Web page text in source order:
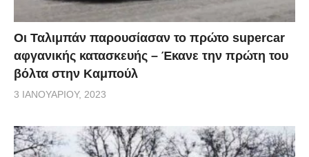
Οι Ταλιμπάν παρουσίασαν το πρώτο supercar
αφγανικής κατασκευής – Έκανε την πρώτη του
βόλτα στην Καμπούλ
3 ΙΑΝΟΥΑΡΊΟΥ, 2023